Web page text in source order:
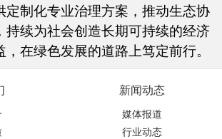
定制化专业治理方案，推动生态协
持续为社会创造长期可持续的经济
在绿色发展的道路上笃定前行。
新闻动态
媒体报道
行业动态